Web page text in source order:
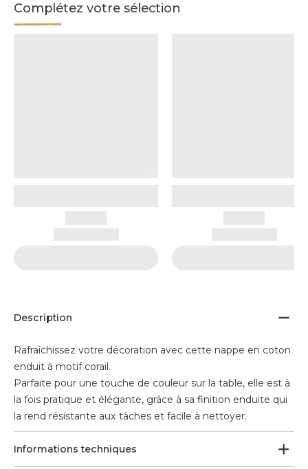
Complétez votre sélection
Description
Rafraîchissez votre décoration avec cette nappe en coton
enduit à motif corail.
Parfaite pour une touche de couleur sur la table, elle est à
la fois pratique et élégante, grâce à sa finition enduite qui
la rend résistante aux tâches et facile à nettoyer.
Informations techniques